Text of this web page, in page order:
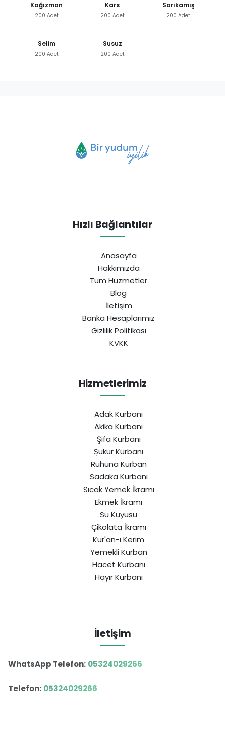
Kağızman
200 Adet
Kars
200 Adet
Sarıkamış
200 Adet
Selim
200 Adet
Susuz
200 Adet
Hızlı Bağlantılar
Anasayfa
Hakkımızda
Tüm Hüzmetler
Blog
İletişim
Banka Hesaplarımız
Gizlilik Politikası
KVKK
Hizmetlerimiz
Adak Kurbanı
Akika Kurbanı
Şifa Kurbanı
Şükür Kurbanı
Ruhuna Kurban
Sadaka Kurbanı
Sıcak Yemek İkramı
Ekmek İkramı
Su Kuyusu
Çikolata İkramı
Kur'an-ı Kerim
Yemekli Kurban
Hacet Kurbanı
Hayır Kurbanı
İletişim
WhatsApp Telefon: 05324029266
Telefon: 05324029266